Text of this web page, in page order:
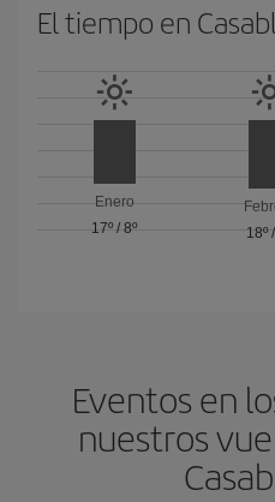
El tiempo en
Enero
17º /8º
18º/
Eventos en
nuestros